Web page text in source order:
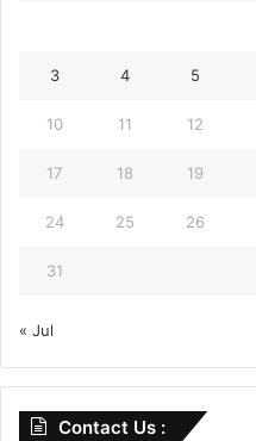
3 4 5
10 11 12
17 18 19
24 25 26
31
« Jul
Contact Us :